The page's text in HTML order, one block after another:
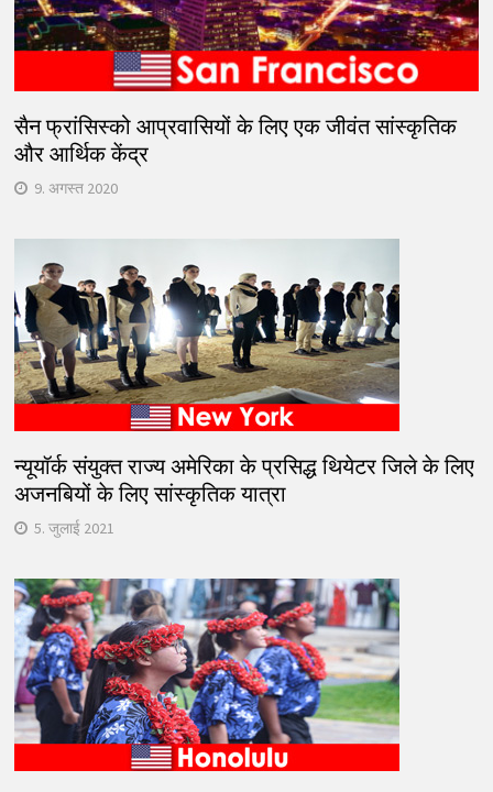
सैन फ्रांसिस्को आप्रवासियों के लिए एक जीवंत सांस्कृतिक
और आर्थिक केंद्र
9. अगस्त 2020
न्यूयॉर्क संयुक्त राज्य अमेरिका के प्रसिद्ध थियेटर जिले के लिए
अजनबियों के लिए सांस्कृतिक यात्रा
5. जुलाई 2021